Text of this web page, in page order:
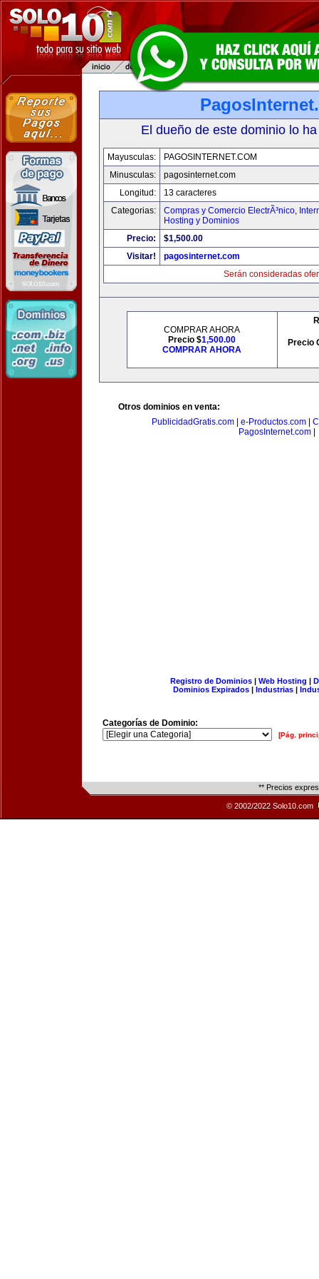
El dueño de este dominio lo
Mayusculas:
PAGOSINTERNET.COM
Minusculas:
pagosinternet.com
Longitud:
13 caracteres
Categorias:
Compras y Comercio ElectrÃ³nico,
Hosting y Dominios
Precio:
$1,500.00
Visitar!
pagosinternet.com
Serán consideradas
COMPRAR AHORA
Precio $1,500.00
COMPRAR AHORA
Precio
Otros dominios en venta:
PublicidadGratis.com
e-Productos.com
PagosInternet.com
Registro de Dominios| Web Hosting |
Dominios Expirados | Industrias |
Categorías de Dominio:
[Pág.
** Precios
© 2002/2022 Solo10.com